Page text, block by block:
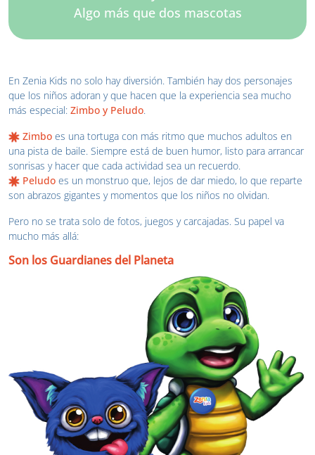
Algo más que dos mascotas
En Zenia Kids no solo hay diversión. También hay dos personajes
que los niños adoran y que hacen que la experiencia sea mucho
más especial: Zimbo y Peludo.
Zimbo es una tortuga con más ritmo que muchos adultos en
una pista de baile. Siempre está de buen humor, listo para arrancar
sonrisas y hacer que cada actividad sea un recuerdo.
Peludo es un monstruo que, lejos de dar miedo, lo que reparte
son abrazos gigantes y momentos que los niños no olvidan.
Pero no se trata solo de fotos, juegos y carcajadas. Su papel va
mucho más allá:
Son los Guardianes del Planeta